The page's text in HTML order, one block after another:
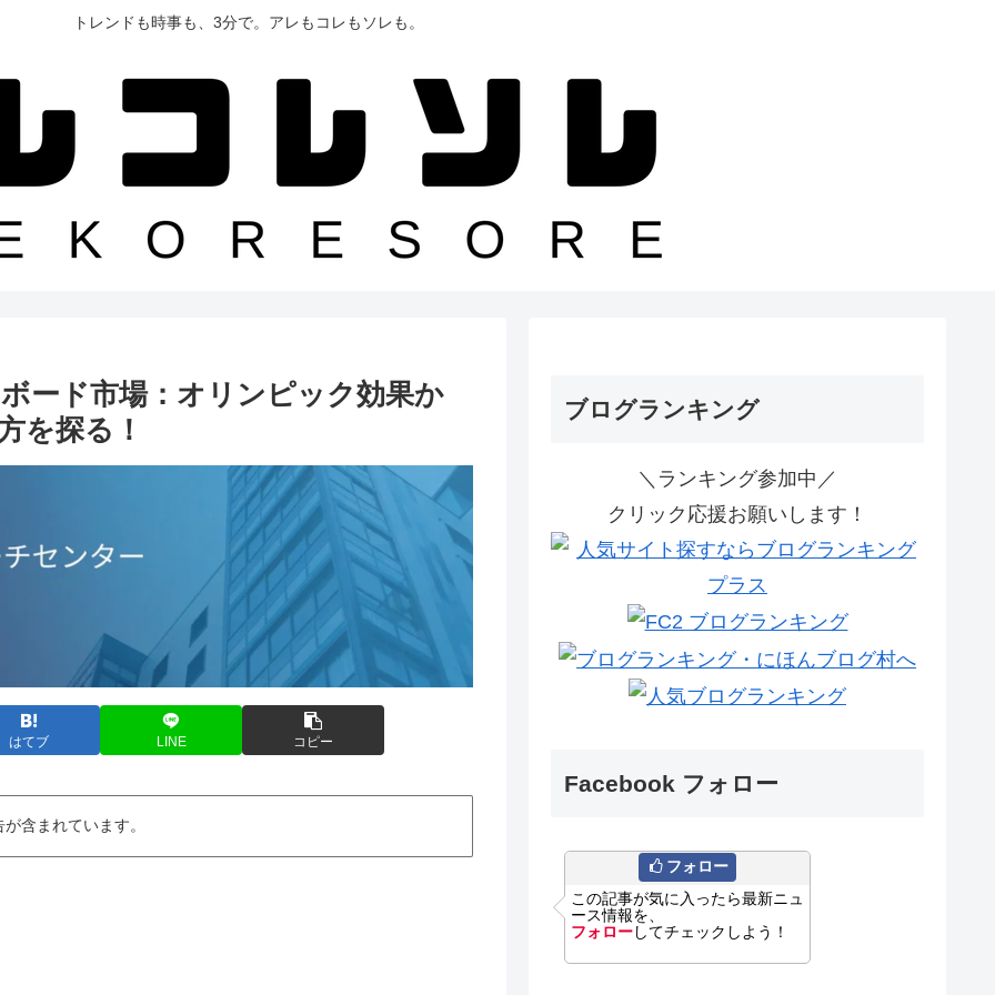
トレンドも時事も、3分で。アレもコレもソレも。
ード市場：オリンピック効果か
を探る！
はてブ LINE コピー
含まれています。
ブログランキング
＼ランキング参加中／
クリック応援お願いします！
Facebook フォロー
フォロー
この記事が気に入ったら最新ニュ
ース情報を、
フォローしてチェックしよう！